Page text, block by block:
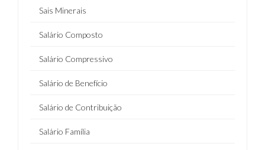
Sais Minerais
Salário Composto
Salário Compressivo
Salário de Benefício
Salário de Contribuição
Salário Família